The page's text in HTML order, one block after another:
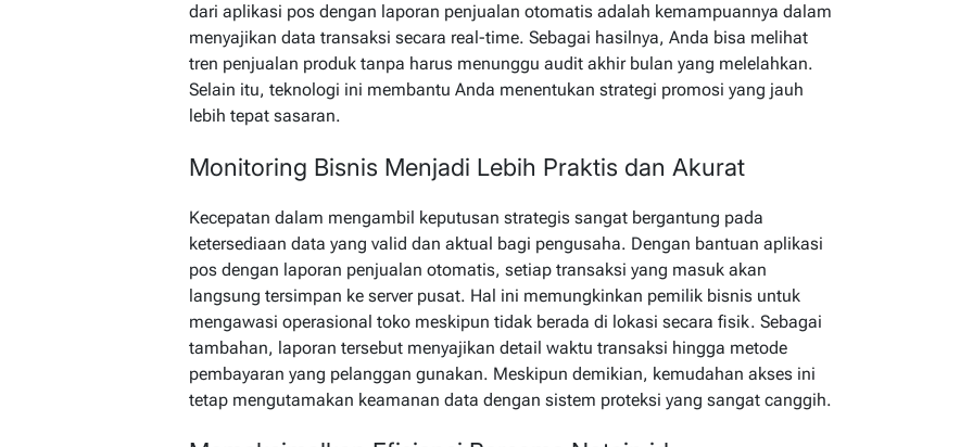
dari aplikasi pos dengan laporan penjualan otomatis adalah kemampuannya dalam
menyajikan data transaksi secara real-time. Sebagai hasilnya, Anda bisa melihat
tren penjualan produk tanpa harus menunggu audit akhir bulan yang melelahkan.
Selain itu, teknologi ini membantu Anda menentukan strategi promosi yang jauh
lebih tepat sasaran.
Monitoring Bisnis Menjadi Lebih Praktis dan Akurat
Kecepatan dalam mengambil keputusan strategis sangat bergantung pada
ketersediaan data yang valid dan aktual bagi pengusaha. Dengan bantuan aplikasi
pos dengan laporan penjualan otomatis, setiap transaksi yang masuk akan
langsung tersimpan ke server pusat. Hal ini memungkinkan pemilik bisnis untuk
mengawasi operasional toko meskipun tidak berada di lokasi secara fisik. Sebagai
tambahan, laporan tersebut menyajikan detail waktu transaksi hingga metode
pembayaran yang pelanggan gunakan. Meskipun demikian, kemudahan akses ini
tetap mengutamakan keamanan data dengan sistem proteksi yang sangat canggih.